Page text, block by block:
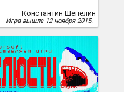
Константин Шепелин
Игра вышла 12 ноября 2015.